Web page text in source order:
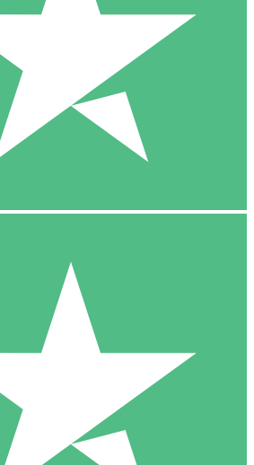
med nedladdningskrediter. Inget
1 Nedladdningar
10 00
10 Nedladdningar
20 00